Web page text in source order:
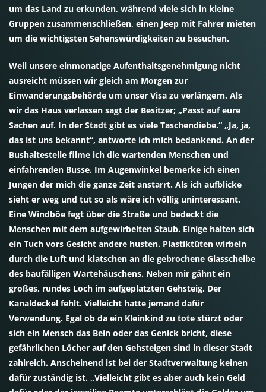
um das Land zu erkunden, während viele sich in kleine
Gruppen zusammenschließen, einen Jeep mit Fahrer mieten
um die wichtigsten Sehenswürdigkeiten zu besuchen.
Weil unsere einmonatige Aufenthaltsgenehmigung nicht
ausreicht müssen wir gleich am Morgen zur
Einwanderungsbehörde um unser Visa zu verlängern. Als
wir das Haus verlassen sagt der Besitzer; „Passt auf eure
Sachen auf. In der Stadt gibt es viele Taschendiebe.“ „Ja, ja,
das ist uns bekannt“, antworte ich mich bedankend. An der
Bushaltestelle filme ich die wartenden Menschen und
einfahrenden Busse. Im Augenwinkel bemerke ich einen
Jungen der mich die ganze Zeit anstarrt. Als ich aufblicke
sieht er weg und tut so als wäre ich völlig uninteressant.
Eine Windböe fegt über die Straße und bedeckt die
Menschen mit dem aufgewirbelten Staub. Einige halten sich
ein Tuch vors Gesicht andere husten. Plastiktüten wirbeln
durch die Luft und klatschen an die gebrochene Glasscheibe
des baufälligen Wartehäuschens. Neben mir gähnt ein
großes, rundes Loch im aufgeplatzten Gehsteig. Der
Kanaldeckel fehlt. Vielleicht hatte jemand dafür
Verwendung. Egal ob da ein Kleinkind zu tote stürzt oder
sich ein Mensch das Bein oder das Genick bricht, diese
gefährlichen Löcher auf den Gehsteigen sind in dieser Stadt
zahlreich. Anscheinend ist bei der Stadtverwaltung keinen
dafür zuständig ist. „Vielleicht gibt es aber auch kein Geld